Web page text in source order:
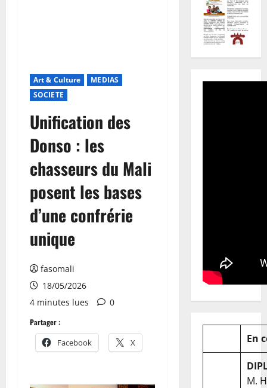
Art & Culture
MEDIAS
SOCIETE
Unification des
Donso : les
chasseurs du Mali
posent les bases
d’une confrérie
unique
fasomali
18/05/2026
4 minutes lues
0
Partager :
Facebook X En
M.